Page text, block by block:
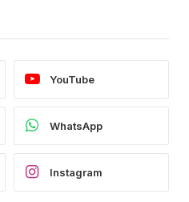
YouTube
WhatsApp
Instagram